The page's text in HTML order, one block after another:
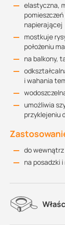
elastyczna,
napierającej
mostkuje
położeniu
na balkony,
i wahania
umożliwia
przyklejeniu
do
na posadzki